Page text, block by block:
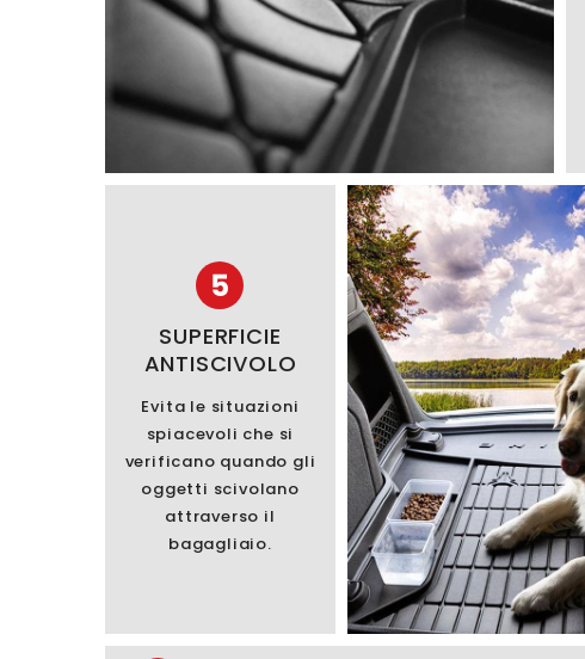
5
SUPERFICIE
ANTISCIVOLO
Evita le situazioni
spiacevoli che si
verificano quando gli
oggetti scivolano
attraverso il
bagagliaio.